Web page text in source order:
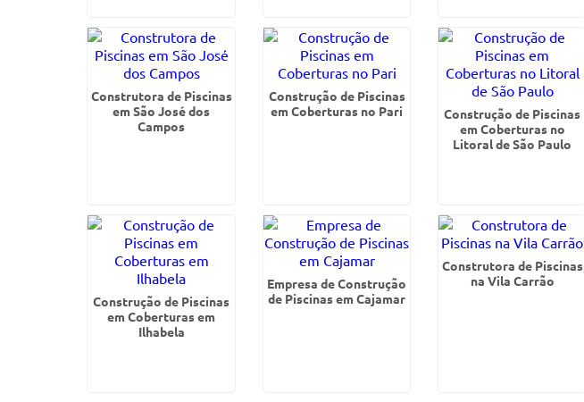
Construtora de Piscinas
em São José dos
Campos
Construção de Piscinas
em Coberturas no Pari
Construção de Piscinas
em Coberturas no
Litoral de São Paulo
Construção de Piscinas
em Coberturas em
Ilhabela
Empresa de Construção
de Piscinas em Cajamar
Construtora de Piscinas
na Vila Carrão